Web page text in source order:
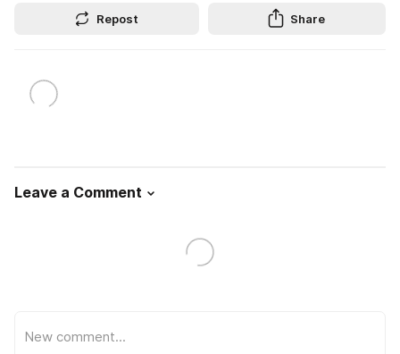
Repost Share
Leave a Comment